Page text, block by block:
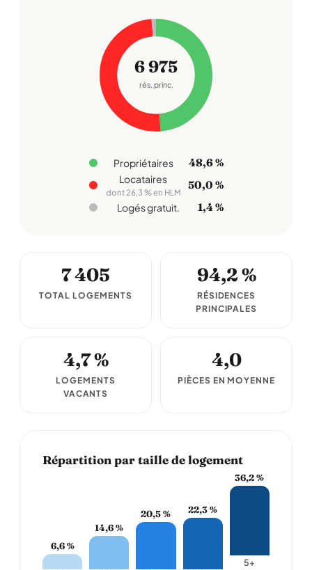
6 975
rés. princ.
Propriétaires 48,6 %
Locataires
dont 26,3 % en HLM
50,0 %
Logés gratuit. 1,4 %
7 405
TOTAL LOGEMENTS
94,2 %
RÉSIDENCES
PRINCIPALES
4,7 %
LOGEMENTS
VACANTS
4,0
PIÈCES EN MOYENNE
Répartition par taille de logement
6,6 %
14,6 %
20,5 % 22,3 %
36,2 %
5+